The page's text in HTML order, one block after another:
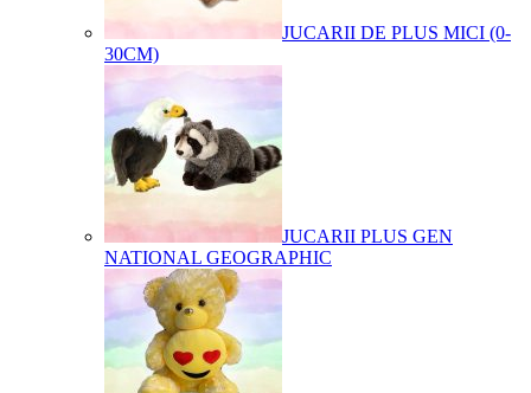
JUCARII DE PLUS MICI (0-
30CM)
JUCARII PLUS GEN
NATIONAL GEOGRAPHIC